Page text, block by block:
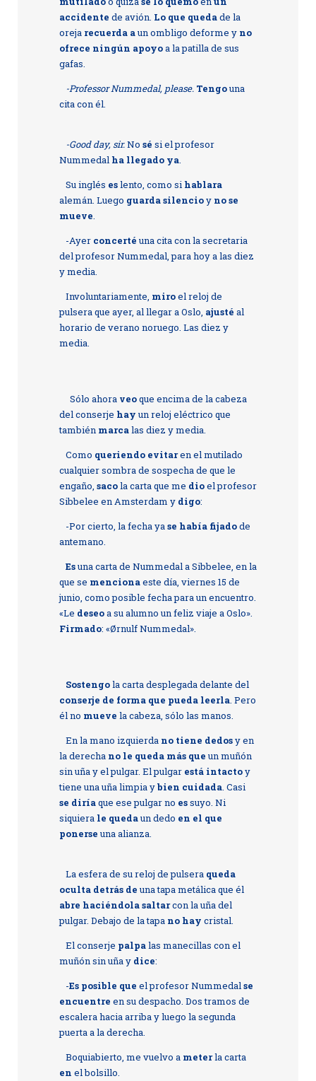
accidente de avión. Lo que quedade la
oreja recuerda aun ombligo deforme y no
ofrece ningún apoyoa la patilla de sus
gafas.
-Professor Nummedal, please. Tengouna
cita con él.
-Good day, sir.No sé si el profesor
Nummedalha llegado ya.
Su inglés eslento, como sihablara
alemán. Luego guarda silencioy no se
mueve.
-Ayer concerté una cita con la secretaria
del profesor Nummedal, para hoy a las diez
y media.
Involuntariamente, miroel reloj de
pulsera que ayer, al llegar a Oslo, ajusté al
horario de verano noruego. Las diez y
media.
Sólo ahora veoque encima de la cabeza
del conserje hay un reloj eléctrico que
también marcalas diez y media.
Como queriendo evitaren el mutilado
cualquier sombra de sospecha de que le
engaño, sacola carta que me dioel profesor
Sibbelee en Amsterdam y digo:
-Por cierto, la fecha yase había fijadode
antemano.
Esuna carta de Nummedal a Sibbelee, en la
que se mencionaeste día, viernes 15 de
junio, como posible fecha para un encuentro.
«Le deseoa su alumno un feliz viaje a Oslo».
Firmado: «Ørnulf Nummedal».
Sostengola carta desplegada delante del
conserje de forma que pueda leerla. Pero
él no mueve la cabeza, sólo las manos.
En la mano izquierda no tiene dedosy en
la derecha no le queda más que un muñón
sin uña y el pulgar. El pulgar está intactoy
tiene una uña limpia ybien cuidada. Casi
se diríaque ese pulgar no essuyo. Ni
siquierale quedaun dedo en el que
ponerse una alianza.
La esfera de su reloj de pulsera queda
oculta detrás de una tapa metálica que él
abre haciéndola saltarcon la uña del
pulgar. Debajo de la tapa no hay cristal.
El conserje palpalas manecillas con el
muñón sin uña y dice:
-Es posible que el profesor Nummedalse
encuentre en su despacho. Dos tramos de
escalera hacia arriba y luego la segunda
puerta a la derecha.
Boquiabierto, me vuelvo a meterla carta
en el bolsillo.